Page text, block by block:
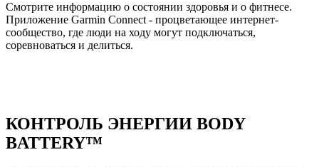
Смотрите информацию о состоянии здоровья и о фитнесе.
Приложение Garmin Connect - процветающее интернет-
сообщество, где люди на ходу могут подключаться,
соревноваться и делиться.
КОНТРОЛЬ ЭНЕРГИИ BODY
BATTERY™